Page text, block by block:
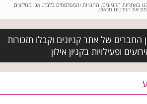
באחריות הקניונים, החנויות והמפרסמים בלבד. אנו ממליצים
את הפרטים מראש.
החברים של אתר קניונים וקבלו תזכורות
ופעילויות בקניון אילון